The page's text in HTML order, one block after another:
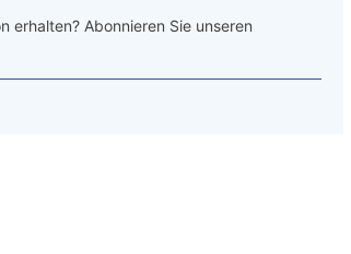
erhalten? Abonnieren Sie unseren